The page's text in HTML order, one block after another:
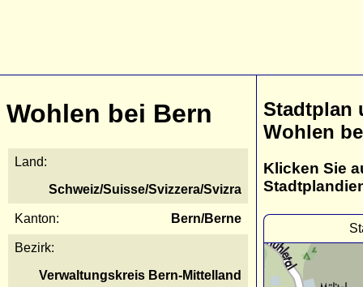
Wohlen bei Bern
Land:
Schweiz/Suisse/Svizzera/Svizra
Kanton: Bern/Berne
Bezirk:
Verwaltungskreis Bern-Mittelland
Stadtplan
Wohlen
Klicken Sie